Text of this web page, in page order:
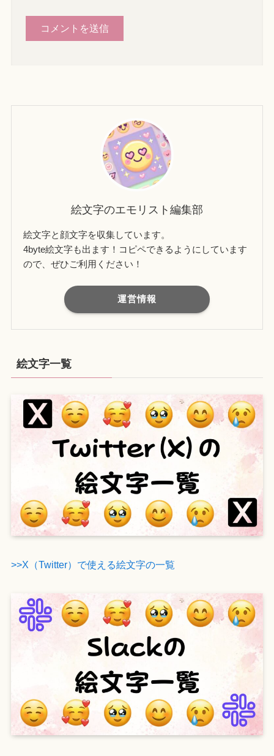
絵文字のエモリスト編集部
絵文字と顔文字を収集しています。
4byte絵文字も出ます！コピペできるようにしています
ので、ぜひご利用ください！
運営情報
絵文字一覧
>>X（Twitter）で使える絵文字の一覧